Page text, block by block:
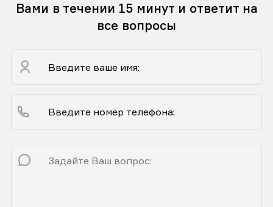
Вами в течении 15 минут и ответит на
все вопросы